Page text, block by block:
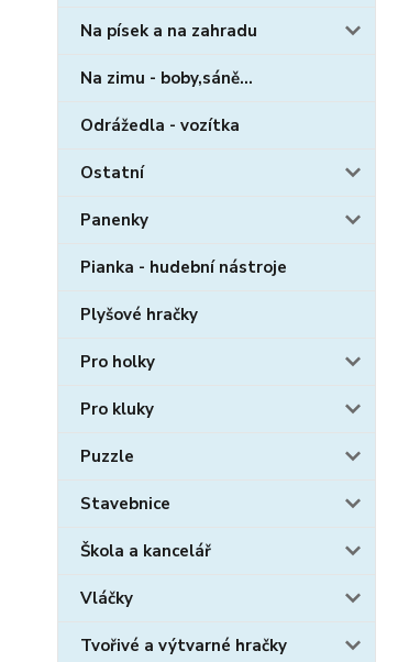
Na písek a na zahradu
Na zimu - boby,sáně...
Odrážedla - vozítka
Ostatní
Panenky
Pianka - hudební nástroje
Plyšové hračky
Pro holky
Pro kluky
Puzzle
Stavebnice
Škola a kancelář
Vláčky
Tvořivé a výtvarné hračky